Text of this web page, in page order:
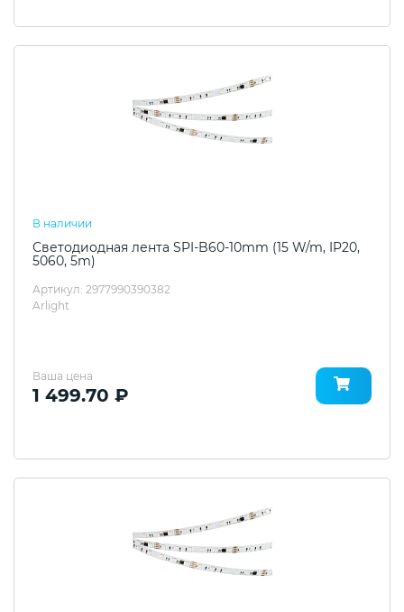
В наличии
Светодиодная лента SPI-B60-10mm (15 W/m, IP20,
5060, 5m)
Артикул: 2977990390382
Arlight
Ваша цена
1 499.70 ₽